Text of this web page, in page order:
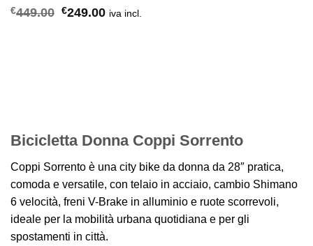
€449.00 Il
€249.00Iliva incl.
Bicicletta Donna Coppi Sorrento
Coppi Sorrento è una city bike da donna da 28″ pratica,
comoda e versatile, con telaio in acciaio, cambio Shimano
6 velocità, freni V-Brake in alluminio e ruote scorrevoli,
ideale per la mobilità urbana quotidiana e per gli
spostamenti in città.